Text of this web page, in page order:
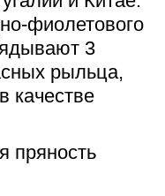
фиолетового
3
рыльца,
качестве